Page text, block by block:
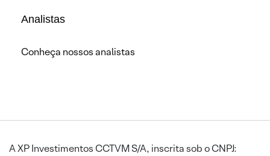
Analistas
Conheça nossos analistas
A XP Investimentos CCTVM S/A, inscrita sob o CNPJ: